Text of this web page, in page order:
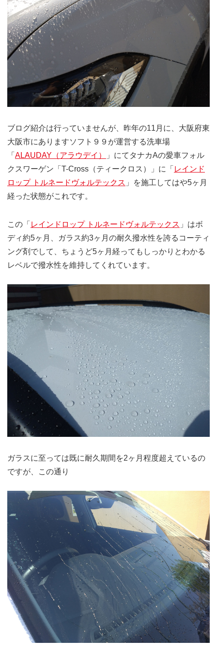
ブログ紹介は行っていませんが、昨年の11月に、大阪府東
大阪市にありますソフト９９が運営する洗車場
「 ALAUDAY（アラウデイ）
」にてタナカAの愛車フォル
クスワーゲン「T-Cross（ティークロス）」に「 レインド
ロップ トルネードヴォルテックス 」を施工してはや5ヶ月
経った状態がこれです。
この「 レインドロップ トルネードヴォルテックス 」はボ
ディ約5ヶ月、ガラス約3ヶ月の耐久撥水性を誇るコーティ
ング剤でして、ちょうど5ヶ月経ってもしっかりとわかる
レベルで撥水性を維持してくれています。
ガラスに至っては既に耐久期間を2ヶ月程度超えているの
ですが、この通り